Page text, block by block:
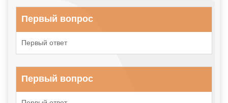
Первый вопрос
Первый ответ
Первый вопрос